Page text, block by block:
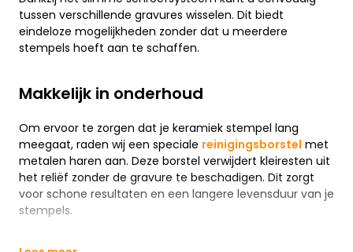
tussen verschillende gravures wisselen. Dit biedt
eindeloze mogelijkheden zonder dat u meerdere
stempels hoeft aan te schaffen.
Makkelijk in onderhoud
Om ervoor te zorgen dat je keramiek stempel lang
meegaat, raden wij een speciale reinigingsborstel met
metalen haren aan. Deze borstel verwijdert kleiresten uit
het reliëf zonder de gravure te beschadigen. Dit zorgt
voor schone resultaten en een langere levensduur van je
stempels.